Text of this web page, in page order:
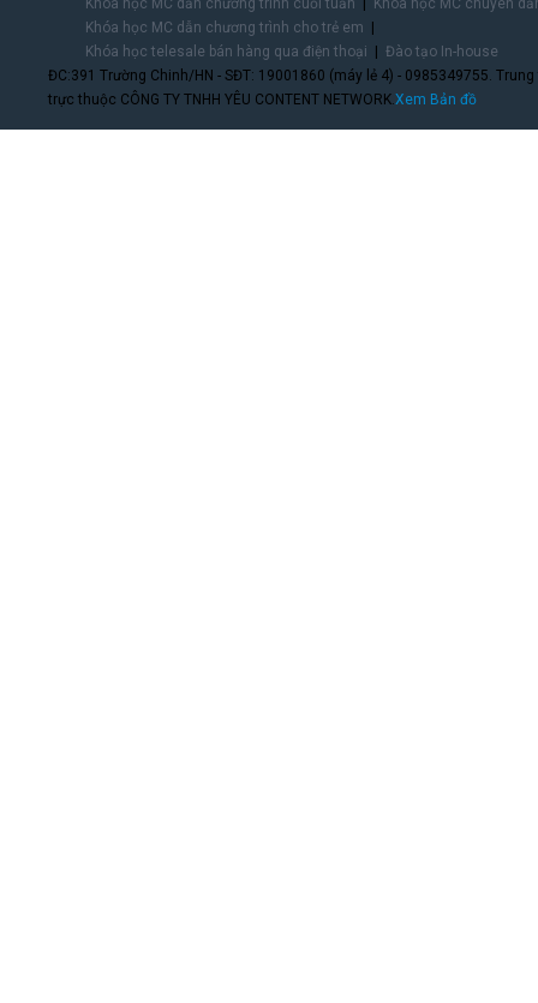
Khóa học MC dẫn chương trình cuối tuần
Khóa học MC chuyên
Khóa học MC dẫn chương trình cho trẻ em
Khóa học telesale bán hàng qua điện thoại
Đào tạo In-house
ĐC:391 Trường Chinh/HN - SĐT: 19001860 (máy lẻ 4) - 0985349755.
trực thuộc CÔNG TY TNHH YÊU CONTENT NETWORK.Xem Bản đồ